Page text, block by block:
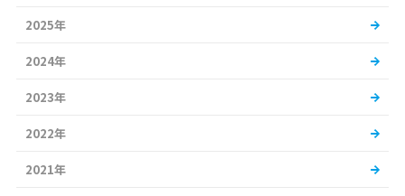
2025年
2024年
2023年
2022年
2021年